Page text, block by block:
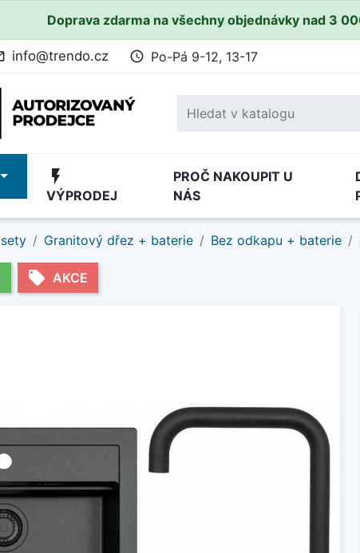
Doprava zdarma na všechny objednávky nad 3
info@trendo.cz access_time Po-Pá 9-12, 13-17
flash_on
VÝPRODEJ
PROČ NAKOUPIT U
NÁS
Granitový dřez + baterie Bez odkapu + baterie
local_offer AKCE